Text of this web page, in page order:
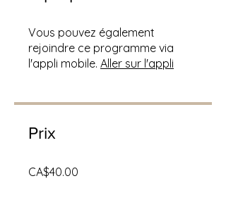
Vous pouvez également
rejoindre ce programme via
l'appli mobile. Aller sur l'appli
Prix
CA$40.00